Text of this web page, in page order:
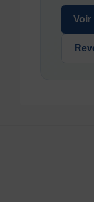
Voir